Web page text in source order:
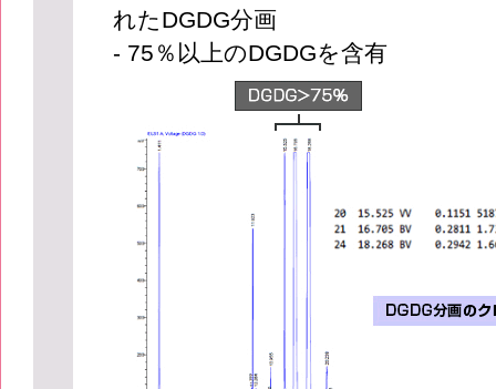
れたDGDG分画
- 75％以上のDGDGを含有